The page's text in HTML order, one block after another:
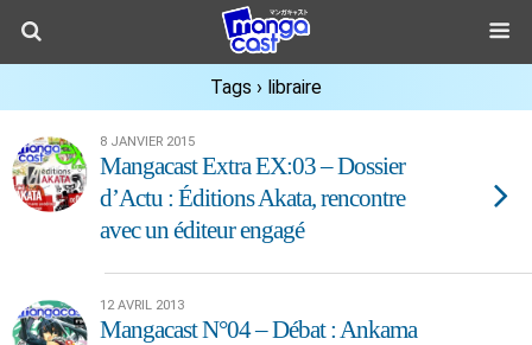
Tags › libraire
8 JANVIER 2015
Mangacast Extra EX:03 – Dossier
d’Actu : Éditions Akata, rencontre
avec un éditeur engagé
12 AVRIL 2013
Mangacast N°04 – Débat : Ankama